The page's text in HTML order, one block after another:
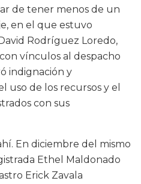
de tener menos de un
en el que estuvo
Rodríguez Loredo,
vínculos al despacho
indignación y
uso de los recursos y el
con sus
En diciembre del mismo
Ethel Maldonado
Erick Zavala